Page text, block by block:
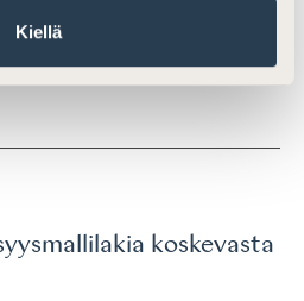
Kiellä
koskevasta